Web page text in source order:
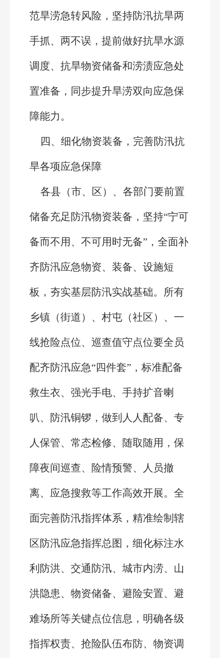
范旱涝急转风险，坚持防汛抗旱两
手抓、两不误，提前做好抗旱水源
调度、抗旱物资储备和涝渍应急处
置准备，同步提升旱涝双向应急保
障能力。
四、细化物资装备，完善防汛抗
旱各项应急保障
各县（市、区）、各部门要前置
储备充足防汛物资装备，坚持“宁可
备而不用、不可用时无备”，全面补
齐防汛应急物资、装备、设施短
板，夯实基层防汛实战基础。所有
乡镇（街道）、村屯（社区）、一
线抢险点位、巡查值守点位要全员
配齐防汛应急“四件套”，标准配备
救生衣、强光手电、手持扩音喇
叭、防汛铜锣，做到人人配备、专
人保管、常态检修、随取随用，保
障夜间巡查、险情预警、人员撤
离、应急搜救等工作高效开展。全
面完善防汛指挥体系，精准绘制辖
区防汛应急指挥总图，细化标注水
利防洪、交通防汛、城市内涝、山
洪隐患、物资储备、避险安置、避
难场所等关键点位信息，明确各级
指挥权责、抢险队伍布防、物资调